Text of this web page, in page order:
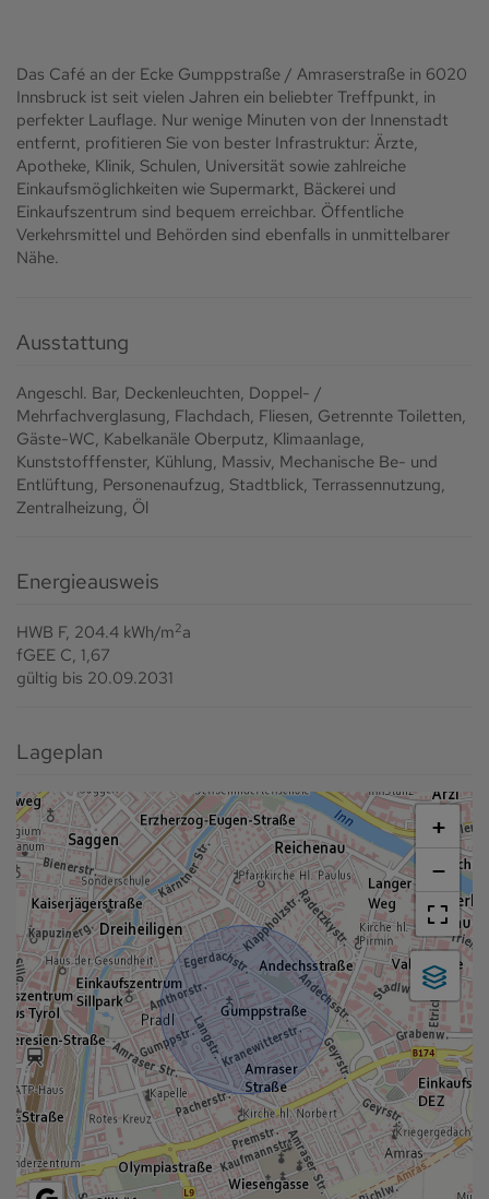
Das Café an der Ecke Gumppstraße / Amraserstraße in 6020
Innsbruck ist seit vielen Jahren ein beliebter Treffpunkt, in
perfekter Lauflage. Nur wenige Minuten von der Innenstadt
entfernt, profitieren Sie von bester Infrastruktur: Ärzte,
Apotheke, Klinik, Schulen, Universität sowie zahlreiche
Einkaufsmöglichkeiten wie Supermarkt, Bäckerei und
Einkaufszentrum sind bequem erreichbar. Öffentliche
Verkehrsmittel und Behörden sind ebenfalls in unmittelbarer
Nähe.
Ausstattung
Angeschl. Bar Deckenleuchten Doppel- /
Mehrfachverglasung Flachdach Fliesen Getrennte Toiletten
Gäste-WC Kabelkanäle Oberputz Klimaanlage
Kunststofffenster Kühlung Massiv Mechanische Be- und
Entlüftung Personenaufzug Stadtblick Terrassennutzung
Zentralheizung Öl
Energieausweis
HWB F, 204.4 kWh/m2a
fGEE C, 1,67
gültig bis 20.09.2031
Lageplan
+
−